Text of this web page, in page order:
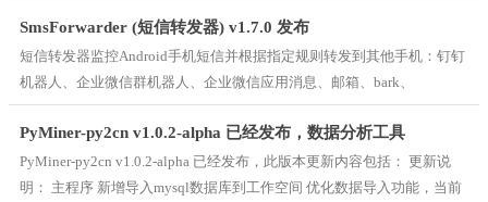
9百+款应用
SmsForwarder (短信转发器) v1.7.0 发布
短信转发器监控Android手机短信并根据指定规则转发到其他手机：钉钉
机器人、企业微信群机器人、企业微信应用消息、邮箱、bark、
webhook、Telegram机器人、Server酱等。 本次更新内容： 1、新增转发
到Server酱Turbo版 2、新增转发到Telegram机器人 3、新增转
PyMiner-py2cn v1.0.2-alpha 已经发布，数据分析工具
PyMiner-py2cn v1.0.2-alpha 已经发布，此版本更新内容包括： 更新说
明： 主程序 新增导入mysql数据库到工作空间 优化数据导入功能，当前